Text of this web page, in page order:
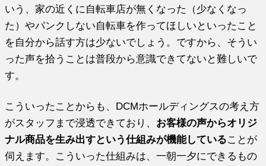
いう、家の近くに自転車店が無くなった（少なくなっ
た）やパンクしない自転車を作ってほしいといったこと
を自分から話す方は少ないでしょう。ですから、そうい
った声を拾うことは普段から意識できてないと難しいで
す。
こういったことからも、DCMホールディングスの考え方
がスタッフまで浸透できており、 お客様の声からオリジ
ナル商品を生み出すという仕組みが機能していることが
伺えます。こういった仕組みは、一朝一夕にできるもの